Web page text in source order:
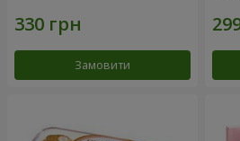
Замовити